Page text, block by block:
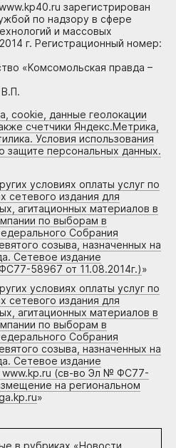
зарегистрирован
по надзору в сфере
и массовых
г. Регистрационный номер:
«Комсомольская правда –
cookie, данные геолокации
счетчики Яндекс.Метрика,
Условия использования
защите персональных данных.
условиях оплаты услуг по
сетевого издания для
агитационных материалов в
по выборам в
Собрания
созыва, назначенных на
Сетевое издание
58967 от 11.08.2014г.)»
условиях оплаты услуг по
сетевого издания для
агитационных материалов в
по выборам в
Собрания
созыва, назначенных на
Сетевое издание
www.kp.ru (св-во Эл № ФС77-
на региональном
»